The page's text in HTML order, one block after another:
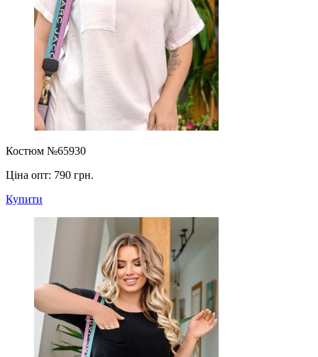
Костюм №65930
Ціна опт: 790 грн.
Купити